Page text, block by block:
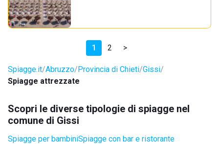
1 2 >
Spiagge.it Abruzzo Provincia di Chieti Gissi
Spiagge attrezzate
Scopri le diverse tipologie di spiagge nel
comune di Gissi
Spiagge per bambiniSpiagge con bar e ristorante